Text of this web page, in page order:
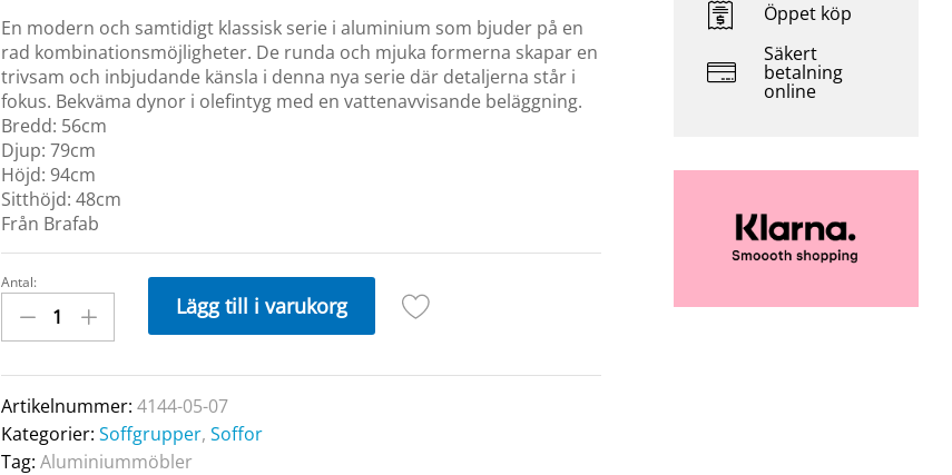
En modern och samtidigt klassisk serie i aluminium som bjuder på en
rad kombinationsmöjligheter. De runda och mjuka formerna skapar en
trivsam och inbjudande känsla i denna nya serie där detaljerna står i
fokus. Bekväma dynor i olefintyg med en vattenavvisande beläggning.
Bredd: 56cm
Djup: 79cm
Höjd: 94cm
Sitthöjd: 48cm
Från Brafab
SAMVARO
Mittdel
Vit
quantity
Antal:
Lägg till i varukorg
Artikelnummer: 4144-05-07
Kategorier: Soffgrupper, Soffor
Tag: Aluminiummöbler
Öppet köp
Säkert
betalning
online